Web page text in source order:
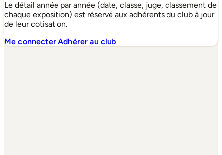
Le détail année par année (date, classe, juge, classement de
chaque exposition) est réservé aux adhérents du club à jour
de leur cotisation.
Me connecterAdhérer au club